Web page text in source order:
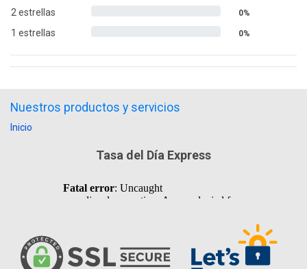
2 estrellas 0%
1 estrellas 0%
Nuestros productos y servicios
Inicio
Tasa del Día Express